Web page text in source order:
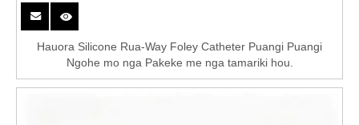
taipitopito
Hauora Silicone Rua-Way Foley Catheter Puangi Puangi
Ngohe mo nga Pakeke me nga tamariki hou.